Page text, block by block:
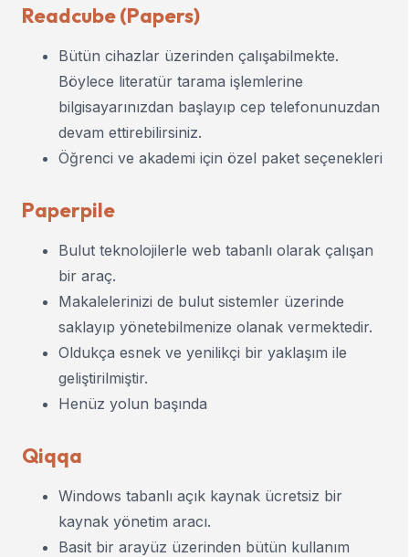
Readcube (Papers)
Bütün cihazlar üzerinden çalışabilmekte.
Böylece literatür tarama işlemlerine
bilgisayarınızdan başlayıp cep telefonunuzdan
devam ettirebilirsiniz.
Öğrenci ve akademi için özel paket seçenekleri
Paperpile
Bulut teknolojilerle web tabanlı olarak çalışan
bir araç.
Makalelerinizi de bulut sistemler üzerinde
saklayıp yönetebilmenize olanak vermektedir.
Oldukça esnek ve yenilikçi bir yaklaşım ile
geliştirilmiştir.
Henüz yolun başında
Qiqqa
Windows tabanlı açık kaynak ücretsiz bir
kaynak yönetim aracı.
Basit bir arayüz üzerinden bütün kullanım